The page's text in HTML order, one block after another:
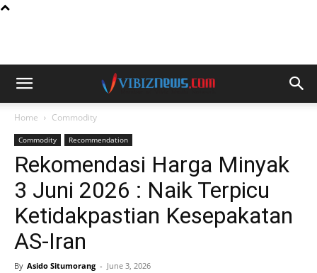
Home Commodity
Commodity Recommendation
Rekomendasi Harga Minyak
3 Juni 2026 : Naik Terpicu
Ketidakpastian Kesepakatan
AS-Iran
By Asido Situmorang - June 3, 2026